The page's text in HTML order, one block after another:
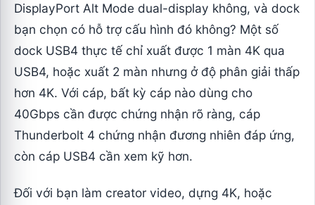
DisplayPort Alt Mode dual-display không, và dock
bạn chọn có hỗ trợ cấu hình đó không? Một số
dock USB4 thực tế chỉ xuất được 1 màn 4K qua
USB4, hoặc xuất 2 màn nhưng ở độ phân giải thấp
hơn 4K. Với cáp, bất kỳ cáp nào dùng cho
40Gbps cần được chứng nhận rõ ràng, cáp
Thunderbolt 4 chứng nhận đương nhiên đáp ứng,
còn cáp USB4 cần xem kỹ hơn.
Đối với bạn làm creator video, dựng 4K, hoặc